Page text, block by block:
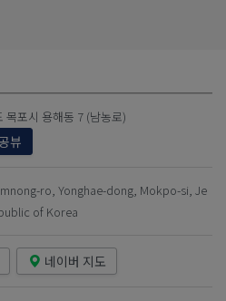
목포시 용해동 7 (남농로)
뷰
ro, Yonghae-dong, Mokpo-si, Je
of Korea
네이버 지도